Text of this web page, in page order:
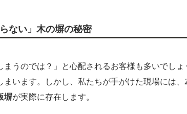
ない」木の塀の秘密
まうのでは？」と心配されるお客様も多いでし
います。しかし、私たちが手がけた現場には、
塀が実際に存在します。